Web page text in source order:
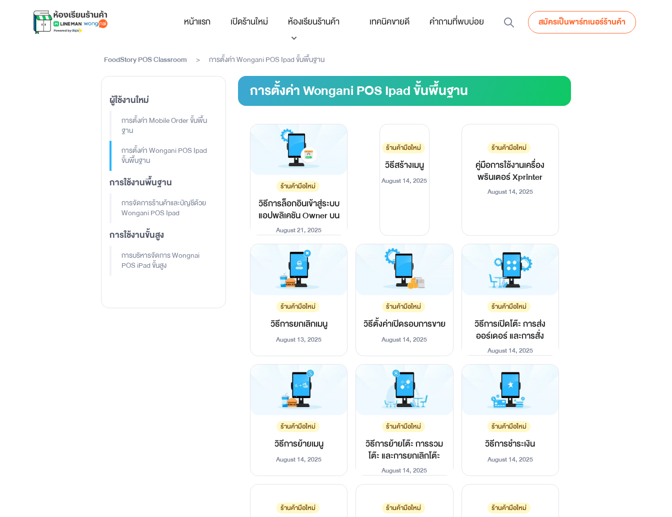
หน้าแรก เปิดร้านใหม่ ห้องเรียนร้านค้า เทคนิคขายดี คำถามที่พบบ่อย สมัครเป็นพาร์ทเนอร์ร้านค้า
FoodStory POS Classroom > การตั้งค่า Wongani POS Ipad ขั้นพื้นฐาน
ผู้ใช้งานใหม่
การตั้งค่า Mobile Order ขั้นพื้น
ฐาน
การตั้งค่า Wongani POS Ipad
ขั้นพื้นฐาน
การใช้งานพื้นฐาน
การจัดการร้านค้าและบัญชีด้วย
Wongani POS Ipad
การใช้งานขั้นสูง
การบริหารจัดการ Wongnai
POS iPad ขั้นสูง
การตั้งค่า Wongani POS Ipad ขั้นพื้นฐาน
ร้านค้ามือใหม่
วิธีการล็อกอินเข้าสู่ระบบ
แอปพลิเคชัน Owner บน
iPad
August 21, 2025
ร้านค้ามือใหม่
วิธีสร้างเมนู
August 14, 2025
ร้านค้ามือใหม่
คู่มือการใช้งานเครื่อง
พรินเตอร์ Xprinter
August 14, 2025
ร้านค้ามือใหม่
วิธีการยกเลิกเมนู
August 13, 2025
ร้านค้ามือใหม่
วิธีตั้งค่าเปิดรอบการขาย
August 14, 2025
ร้านค้ามือใหม่
วิธีการเปิดโต๊ะ การส่ง
ออร์เดอร์ และการสั่ง
อาหารเพิ่ม
August 14, 2025
ร้านค้ามือใหม่
วิธีการย้ายเมนู
August 14, 2025
ร้านค้ามือใหม่
วิธีการย้ายโต๊ะ การรวม
โต๊ะ และการยกเลิกโต๊ะ
August 14, 2025
ร้านค้ามือใหม่
วิธีการชำระเงิน
August 14, 2025
ร้านค้ามือใหม่ ร้านค้ามือใหม่ ร้านค้ามือใหม่